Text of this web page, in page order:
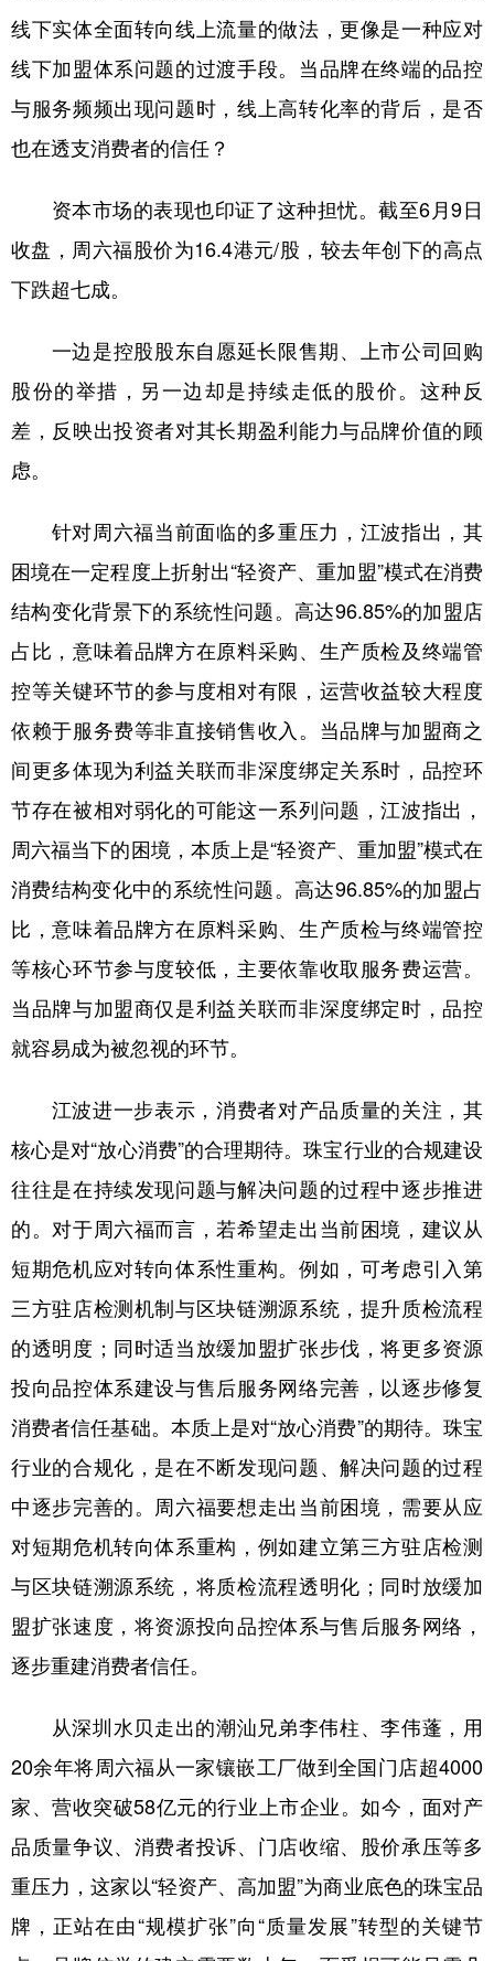
线下实体全面转向线上流量的做法，更像是一种应对
线下加盟体系问题的过渡手段。当品牌在终端的品控
与服务频频出现问题时，线上高转化率的背后，是否
也在透支消费者的信任？
资本市场的表现也印证了这种担忧。截至6月9日
收盘，周六福股价为16.4港元/股，较去年创下的高点
下跌超七成。
一边是控股股东自愿延长限售期、上市公司回购
股份的举措，另一边却是持续走低的股价。这种反
差，反映出投资者对其长期盈利能力与品牌价值的顾
虑。
针对周六福当前面临的多重压力，江波指出，其
困境在一定程度上折射出“轻资产、重加盟”模式在消费
结构变化背景下的系统性问题。高达96.85%的加盟店
占比，意味着品牌方在原料采购、生产质检及终端管
控等关键环节的参与度相对有限，运营收益较大程度
依赖于服务费等非直接销售收入。当品牌与加盟商之
间更多体现为利益关联而非深度绑定关系时，品控环
节存在被相对弱化的可能这一系列问题，江波指出，
周六福当下的困境，本质上是“轻资产、重加盟”模式在
消费结构变化中的系统性问题。高达96.85%的加盟占
比，意味着品牌方在原料采购、生产质检与终端管控
等核心环节参与度较低，主要依靠收取服务费运营。
当品牌与加盟商仅是利益关联而非深度绑定时，品控
就容易成为被忽视的环节。
江波进一步表示，消费者对产品质量的关注，其
核心是对“放心消费”的合理期待。珠宝行业的合规建设
往往是在持续发现问题与解决问题的过程中逐步推进
的。对于周六福而言，若希望走出当前困境，建议从
短期危机应对转向体系性重构。例如，可考虑引入第
三方驻店检测机制与区块链溯源系统，提升质检流程
的透明度；同时适当放缓加盟扩张步伐，将更多资源
投向品控体系建设与售后服务网络完善，以逐步修复
消费者信任基础。本质上是对“放心消费”的期待。珠宝
行业的合规化，是在不断发现问题、解决问题的过程
中逐步完善的。周六福要想走出当前困境，需要从应
对短期危机转向体系重构，例如建立第三方驻店检测
与区块链溯源系统，将质检流程透明化；同时放缓加
盟扩张速度，将资源投向品控体系与售后服务网络，
逐步重建消费者信任。
从深圳水贝走出的潮汕兄弟李伟柱、李伟蓬，用
20余年将周六福从一家镶嵌工厂做到全国门店超4000
家、营收突破58亿元的行业上市企业。如今，面对产
品质量争议、消费者投诉、门店收缩、股价承压等多
重压力，这家以“轻资产、高加盟”为商业底色的珠宝品
牌，正站在由“规模扩张”向“质量发展”转型的关键节